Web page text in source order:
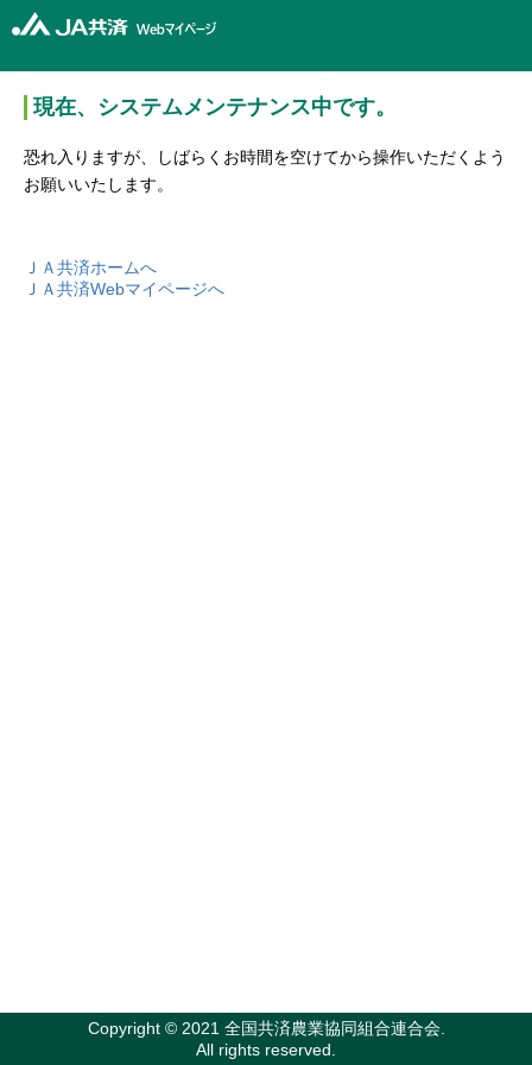
現在、システムメンテナンス中です。
恐れ入りますが、しばらくお時間を空けてから操作いただくよう
お願いいたします。
ＪＡ共済ホームへ
ＪＡ共済Webマイページへ
Copyright © 2021 全国共済農業協同組合連合会.
All rights reserved.